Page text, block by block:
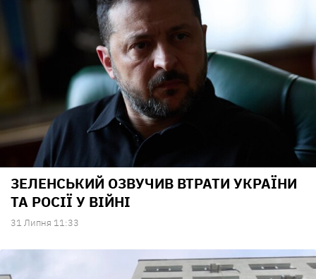
ЗЕЛЕНСЬКИЙ ОЗВУЧИВ ВТРАТИ УКРАЇНИ
ТА РОСІЇ У ВІЙНІ
31 Липня 11:33